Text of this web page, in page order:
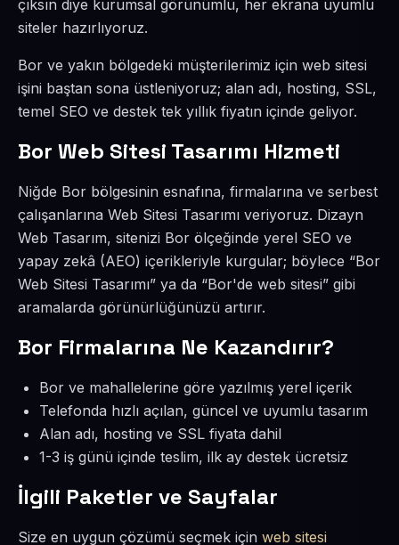
çıksın diye kurumsal görünümlü, her ekrana uyumlu
siteler hazırlıyoruz.
Bor ve yakın bölgedeki müşterilerimiz için web sitesi
işini baştan sona üstleniyoruz; alan adı, hosting, SSL,
temel SEO ve destek tek yıllık fiyatın içinde geliyor.
Bor Web Sitesi Tasarımı Hizmeti
Niğde Bor bölgesinin esnafına, firmalarına ve serbest
çalışanlarına Web Sitesi Tasarımı veriyoruz. Dizayn
Web Tasarım, sitenizi Bor ölçeğinde yerel SEO ve
yapay zekâ (AEO) içerikleriyle kurgular; böylece “Bor
Web Sitesi Tasarımı” ya da “Bor'de web sitesi” gibi
aramalarda görünürlüğünüzü artırır.
Bor Firmalarına Ne Kazandırır?
Bor ve mahallelerine göre yazılmış yerel içerik
Telefonda hızlı açılan, güncel ve uyumlu tasarım
Alan adı, hosting ve SSL fiyata dahil
1-3 iş günü içinde teslim, ilk ay destek ücretsiz
İlgili Paketler ve Sayfalar
Size en uygun çözümü seçmek için web sitesi